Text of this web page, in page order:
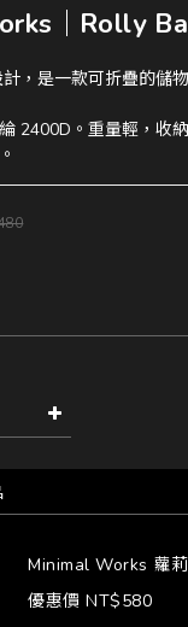
｜Rolly
，是一款可折疊的儲
2400D。重量輕，收
Minimal Works 蘿
優惠價 NT$580